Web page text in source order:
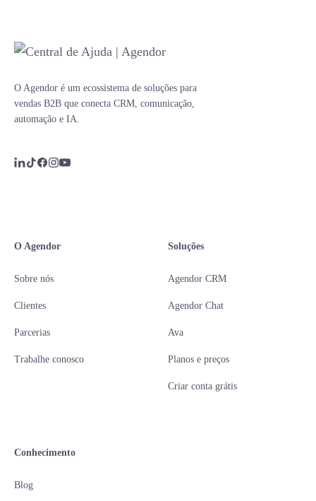
O Agendor é um ecossistema de soluções para
vendas B2B que conecta CRM, comunicação,
automação e IA.
O Agendor
Sobre nós
Clientes
Parcerias
Trabalhe conosco
Soluções
Agendor CRM
Agendor Chat
Ava
Planos e preços
Criar conta grátis
Conhecimento
Blog